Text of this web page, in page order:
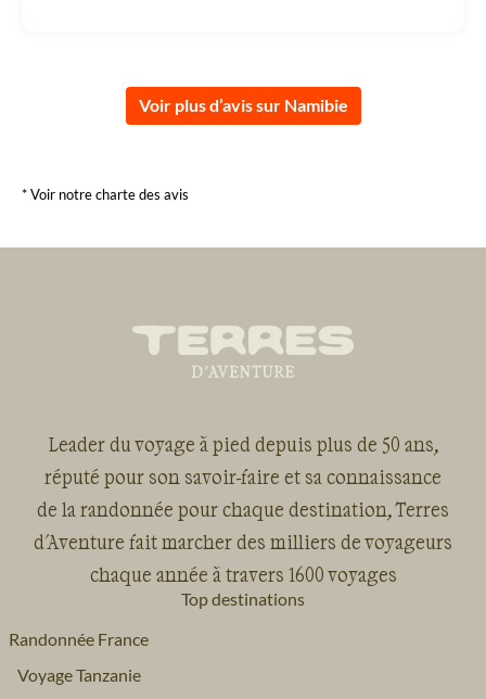
Voir plus d’avis sur Namibie
* Voir notre charte des avis
Leader du voyage à pied depuis plus de 50 ans,
réputé pour son savoir-faire et sa connaissance
de la randonnée pour chaque destination, Terres
d'Aventure fait marcher des milliers de voyageurs
chaque année à travers 1600 voyages
Top destinations
Randonnée France
Voyage Tanzanie